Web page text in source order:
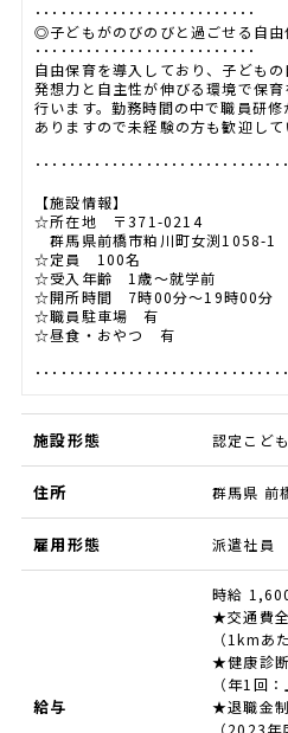
･･････････････････････････
◎子どもがのびのびと過ごせる自
･･････････････････････････
自由保育を導入しており、子ども
発想力と自主性が伸びる環境で保育
行います。勤務時間の中で職員研修
ありますので未経験の方も歓迎し
･････････････････････････････
【施設情報】
☆所在地 〒371-0214
群馬県前橋市粕川町女渕1058-1
☆定員 100名
☆受入年齢 1歳～就学前
☆開所時間 7時00分～19時00分
☆職員駐車場 有
☆昼食・おやつ 有
･････････････････････････････
施設形態 認定こど
住所 群馬県 前
雇用形態 派遣社員
給与
時給
★交通費
（1kmあ
★健康診
（年1回
★退職金
（2023